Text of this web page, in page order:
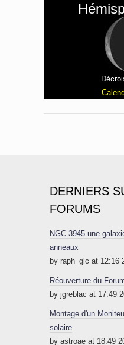
DERNIERS
FORUMS
NGC 3945 une
anneaux
by raph_glc at 12:16
Réouverture du
by jgreblac at 17:49
Montage d'un
solaire
by astroae at 18:49